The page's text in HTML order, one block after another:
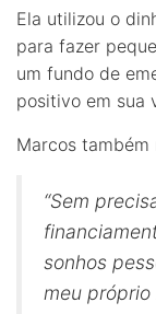
Ela utilizou o
para fazer
um fundo de
positivo em sua
Marcos também
“Sem
sonhos
meu próprio